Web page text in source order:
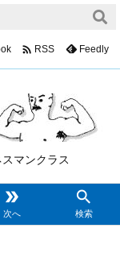
マンクラス

次へ

検索
 RSS Feedly